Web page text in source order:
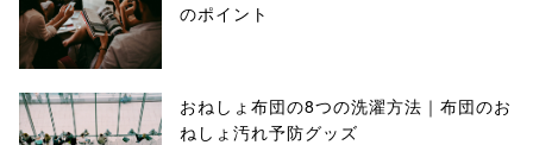
のポイント
おねしょ布団の8つの洗濯方法｜布団のお
ねしょ汚れ予防グッズ